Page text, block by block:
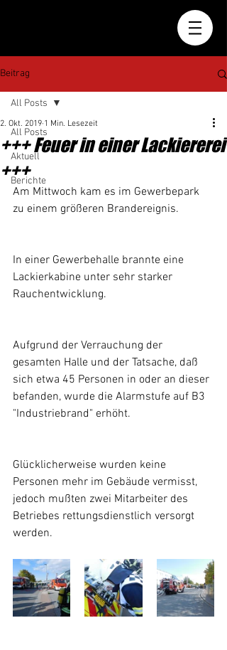
Beitrag
All Posts
Aktuell
Berichte
All Posts
+++ Feuer in einer Lackiererei
+++
2. Okt. 2019 1 Min. Lesezeit
Am Mittwoch kam es im Gewerbepark
zu einem größeren Brandereignis.
In einer Gewerbehalle brannte eine
Lackierkabine unter sehr starker
Rauchentwicklung.
Aufgrund der Verrauchung der
gesamten Halle und der Tatsache, daß
sich etwa 45 Personen in oder an dieser
befanden, wurde die Alarmstufe auf B3
"Industriebrand" erhöht.
Glücklicherweise wurden keine
Personen mehr im Gebäude vermisst,
jedoch mußten zwei Mitarbeiter des
Betriebes rettungsdienstlich versorgt
werden.